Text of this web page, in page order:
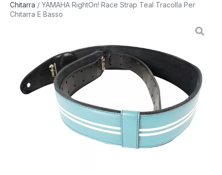
Chitarra / YAMAHA RightOn! Race Strap Teal Tracolla Per
Chitarra E Basso